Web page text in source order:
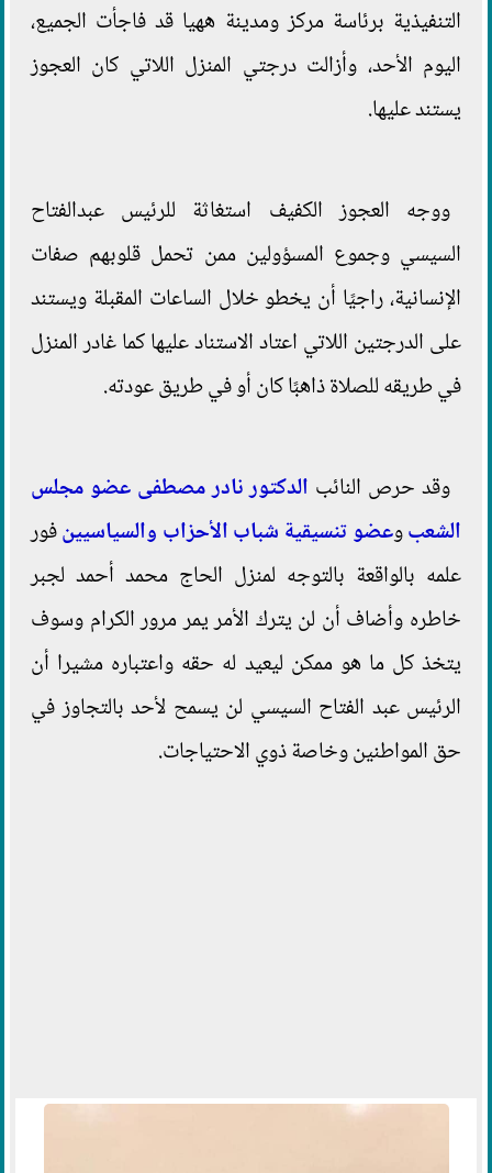
التنفيذية برئاسة مركز ومدينة ههيا قد فاجأت الجميع،
اليوم الأحد، وأزالت درجتي المنزل اللاتي كان العجوز
يستند عليها.
ووجه العجوز الكفيف استغاثة للرئيس عبدالفتاح
السيسي وجموع المسؤولين ممن تحمل قلوبهم صفات
الإنسانية، راجيًا أن يخطو خلال الساعات المقبلة ويستند
على الدرجتين اللاتي اعتاد الاستناد عليها كما غادر المنزل
في طريقه للصلاة ذاهبًا كان أو في طريق عودته.
وقد حرص النائب الدكتور نادر مصطفى عضو مجلس
الشعبوعضو تنسيقية شباب الأحزاب والسياسيينفور
علمه بالواقعة بالتوجه لمنزل الحاج محمد أحمد لجبر
خاطره وأضاف أن لن يترك الأمر يمر مرور الكرام وسوف
يتخذ كل ما هو ممكن ليعيد له حقه واعتباره مشيرا أن
الرئيس عبد الفتاح السيسي لن يسمح لأحد بالتجاوز في
حق المواطنين وخاصة ذوي الاحتياجات.